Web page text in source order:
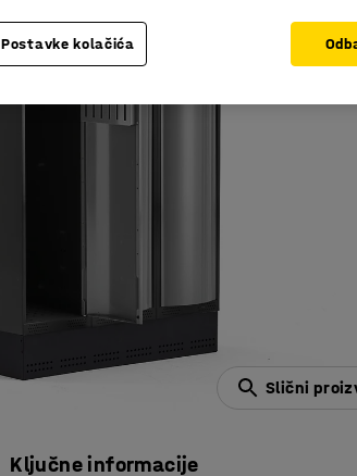
Slični
Ključne informacije
Postavke kolačića